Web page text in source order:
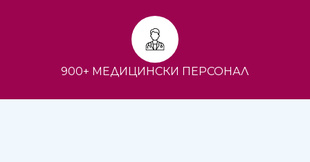
900+ МЕДИЦИНСКИ ПЕРСОНАЛ